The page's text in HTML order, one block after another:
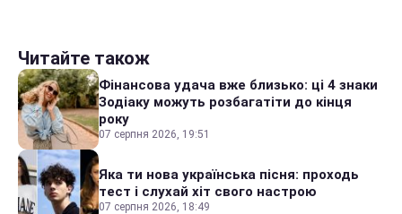
Читайте також
Фінансова удача вже близько: ці 4 знаки
Зодіаку можуть розбагатіти до кінця
року
07 серпня 2026, 19:51
Яка ти нова українська пісня: проходь
тест і слухай хіт свого настрою
07 серпня 2026, 18:49